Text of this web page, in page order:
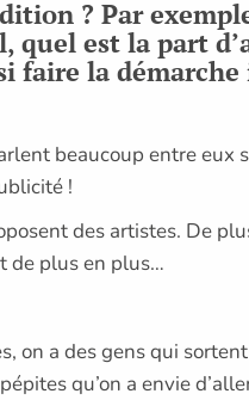
? Par
quel est la part
faire la
beaucoup entre
!
des artistes. De
de plus en plus…
on a des gens qui
qu’on a envie